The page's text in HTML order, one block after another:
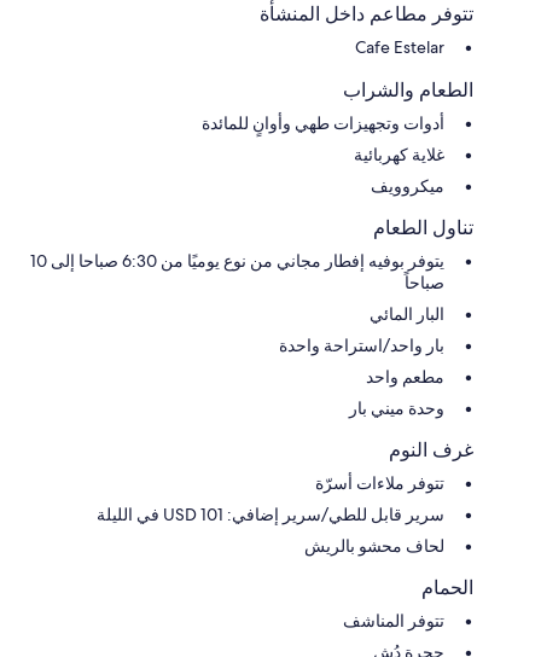
تتوفر مطاعم داخل المنشأة
Cafe Estelar
الطعام والشراب
أدوات وتجهيزات طهي وأوانٍ للمائدة
غلاية كهربائية
ميكروويف
تناول الطعام
يتوفر بوفيه إفطار مجاني من نوع يوميًا من 6:30 صباحا إلى 10
صباحاً
البار المائي
بار واحد/استراحة واحدة
مطعم واحد
وحدة ميني بار
غرف النوم
تتوفر ملاءات أسرّة
سرير قابل للطي/سرير إضافي: USD 101 في الليلة
لحاف محشو بالريش
الحمام
تتوفر المناشف
حجرة دُش